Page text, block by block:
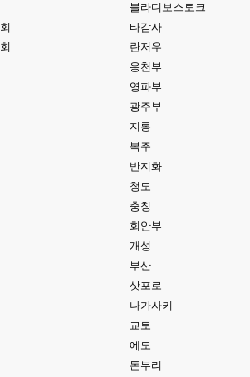
블라디보스토크
타감사
란저우
응천부
영파부
광주부
지롱
복주
반지화
청도
충칭
회안부
개성
부산
삿포로
나가사키
교토
에도
톤부리
지원이 잘되는거같네요
는군요 하핫 ;;;